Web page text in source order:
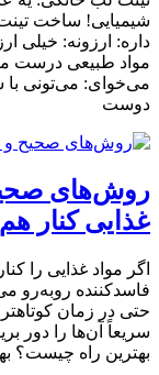
شیمیایی! ساخت
داره: ارزونه: خیلی
مواد طبیعی درست
می‌خوای: می‌تونی
دوست
روش‌های صحیح
غذایی کنار هم
اگر مواد غذایی را
فاسدکننده روبه‌رو
حتی در زمان
سریعاً آن‌ها را دور
بهترین راه چیست؟